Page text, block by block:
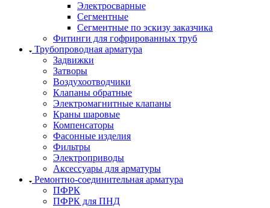
Электросварные
Сегментные
Сегментные по эскизу заказчика
Фитинги для гофрированных труб
Трубопроводная арматура
Задвижки
Затворы
Воздухоотводчики
Клапаны обратные
Электромагнитные клапаны
Краны шаровые
Компенсаторы
Фасонные изделия
Фильтры
Электроприводы
Аксессуары для арматуры
Ремонтно-соединительная арматура
ПФРК
ПФРК для ПНД